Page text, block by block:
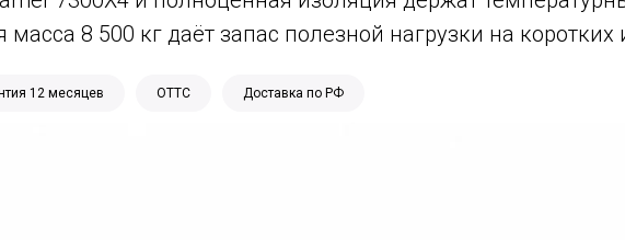
8 500 кг даёт запас полезной нагрузки на
12 месяцев ОТТС Доставка по РФ